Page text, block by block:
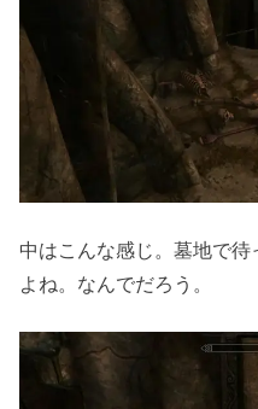
中はこんな感じ。墓地で
よね。なんでだろう。